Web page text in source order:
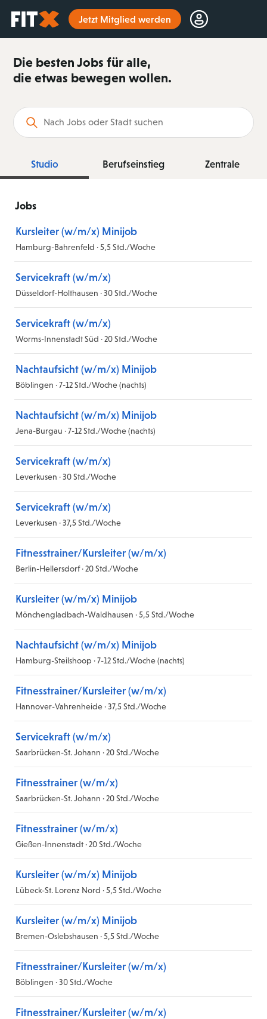
Startseite Jetzt Mitglied werden
Die besten Jobs für alle,
die etwas bewegen wollen.
Suchbegriff
Studio Berufseinstieg Zentrale
Jobs
Kursleiter (w/m/x) Minijob
Hamburg-Bahrenfeld · 5,5 Std./Woche
Servicekraft (w/m/x)
Düsseldorf-Holthausen · 30 Std./Woche
Servicekraft (w/m/x)
Worms-Innenstadt Süd · 20 Std./Woche
Nachtaufsicht (w/m/x) Minijob
Böblingen · 7-12 Std./Woche (nachts)
Nachtaufsicht (w/m/x) Minijob
Jena-Burgau · 7-12 Std./Woche (nachts)
Servicekraft (w/m/x)
Leverkusen · 30 Std./Woche
Servicekraft (w/m/x)
Leverkusen · 37,5 Std./Woche
Fitnesstrainer/Kursleiter (w/m/x)
Berlin-Hellersdorf · 20 Std./Woche
Kursleiter (w/m/x) Minijob
Mönchengladbach-Waldhausen · 5,5 Std./Woche
Nachtaufsicht (w/m/x) Minijob
Hamburg-Steilshoop · 7-12 Std./Woche (nachts)
Fitnesstrainer/Kursleiter (w/m/x)
Hannover-Vahrenheide · 37,5 Std./Woche
Servicekraft (w/m/x)
Saarbrücken-St. Johann · 20 Std./Woche
Fitnesstrainer (w/m/x)
Saarbrücken-St. Johann · 20 Std./Woche
Fitnesstrainer (w/m/x)
Gießen-Innenstadt · 20 Std./Woche
Kursleiter (w/m/x) Minijob
Lübeck-St. Lorenz Nord · 5,5 Std./Woche
Kursleiter (w/m/x) Minijob
Bremen-Oslebshausen · 5,5 Std./Woche
Fitnesstrainer/Kursleiter (w/m/x)
Böblingen · 30 Std./Woche
Fitnesstrainer/Kursleiter (w/m/x)